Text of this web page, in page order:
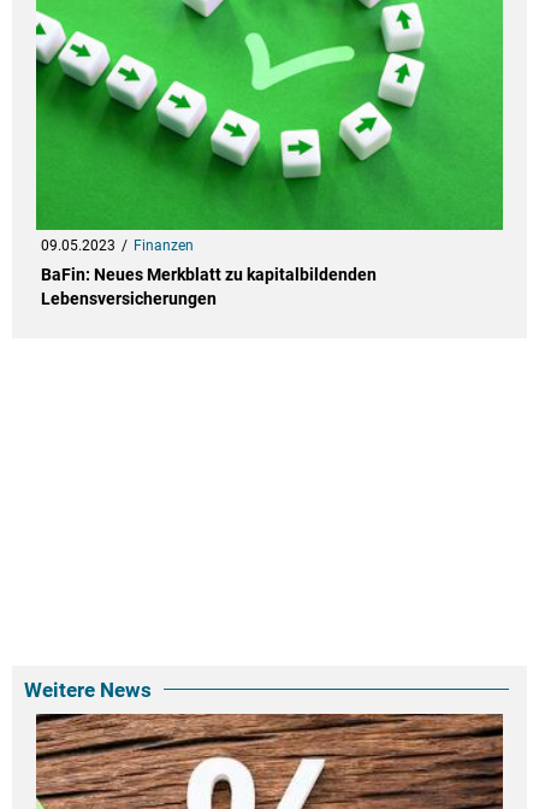
09.05.2023 Finanzen
BaFin: Neues Merkblatt zu kapitalbildenden
Lebensversicherungen
Weitere News